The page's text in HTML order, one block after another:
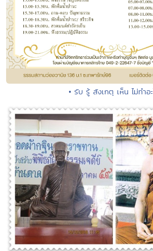
• รับ รู้ สังเกตุ เห็น ไม่ทำอะ